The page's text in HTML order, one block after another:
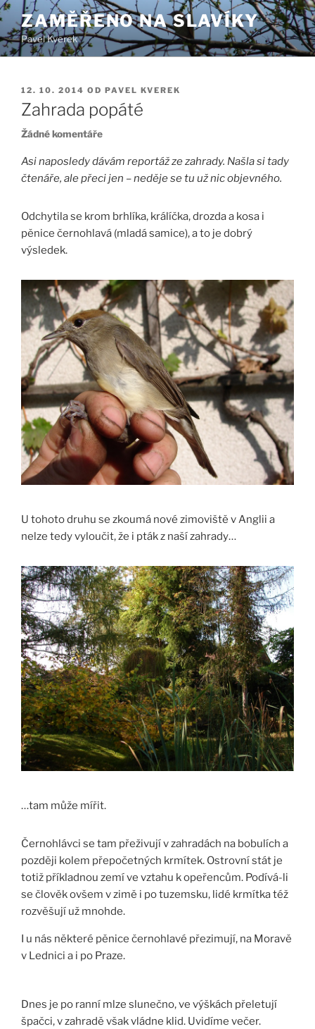
Přejít
k
obsahu
webu
ZAMĚŘENO NA SLAVÍKY
Pavel Kverek
PUBLIKOVÁNO
12. 10. 2014 OD PAVEL KVEREK
Zahrada popáté
Žádné komentářeu
s
názvem
popáté
Asi naposledy dávám reportáž ze zahrady. Našla si tady
čtenáře, ale přeci jen – neděje se tu už nic objevného.
Odchytila se krom brhlíka, králíčka, drozda a kosa i
pěnice černohlavá (mladá samice), a to je dobrý
výsledek.
U tohoto druhu se zkoumá nové zimoviště v Anglii a
nelze tedy vyloučit, že i pták z naší zahrady…
…tam může mířit.
Černohlávci se tam přeživují v zahradách na bobulích a
později kolem přepočetných krmítek. Ostrovní stát je
totiž příkladnou zemí ve vztahu k opeřencům. Podívá-li
se člověk ovšem v zimě i po tuzemsku, lidé krmítka též
rozvěšují už mnohde.
I u nás některé pěnice černohlavé přezimují, na Moravě
v Lednici a i po Praze.
Dnes je po ranní mlze slunečno, ve výškách přeletují
špačci, v zahradě však vládne klid. Uvidíme večer.